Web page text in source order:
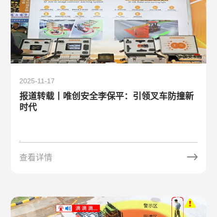
2025-11-17
报道转载丨唯创安全李保平：引领叉车防撞新
时代
查看详情